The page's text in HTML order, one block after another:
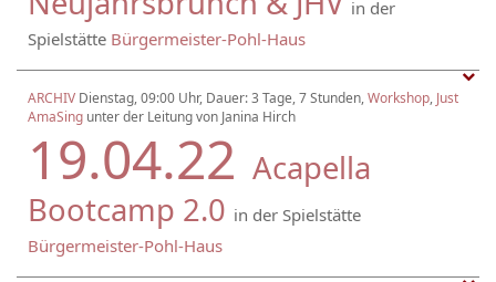
in der
Spielstätte Bürgermeister-Pohl-Haus
ARCHIV Dienstag, 09:00 Uhr, Dauer: 3 Tage, 7 Stunden,Workshop, Just
AmaSing unter der Leitung von Janina Hirch
19.04.22 Acapella
Bootcamp 2.0 in der Spielstätte
Bürgermeister-Pohl-Haus